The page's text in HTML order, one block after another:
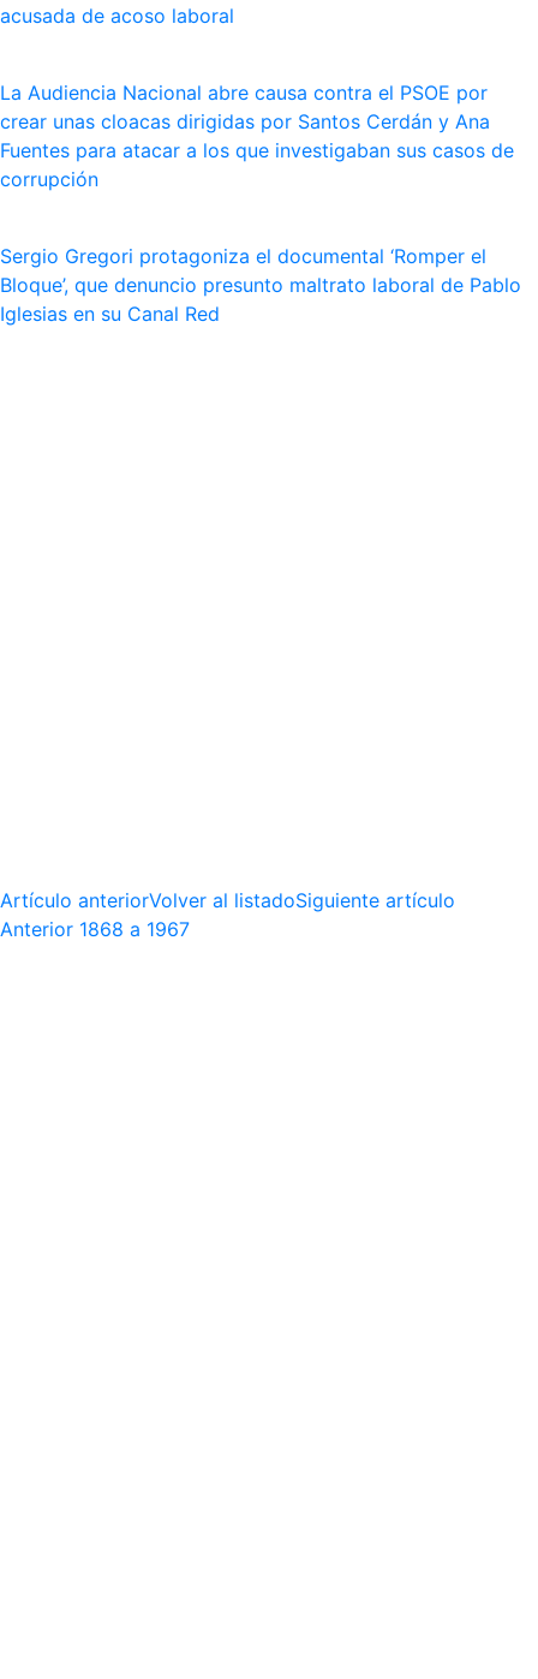
acusada de acoso laboral
La Audiencia Nacional abre causa contra el PSOE por
crear unas cloacas dirigidas por Santos Cerdán y Ana
Fuentes para atacar a los que investigaban sus casos de
corrupción
Sergio Gregori protagoniza el documental ‘Romper el
Bloque’, que denuncio presunto maltrato laboral de Pablo
Iglesias en su Canal Red
Artículo anteriorVolver al listadoSiguiente artículo
Anterior 1868 a 1967